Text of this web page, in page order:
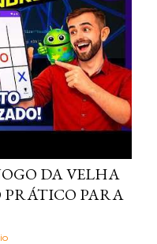
DA VELHA
PRÁTICO PARA